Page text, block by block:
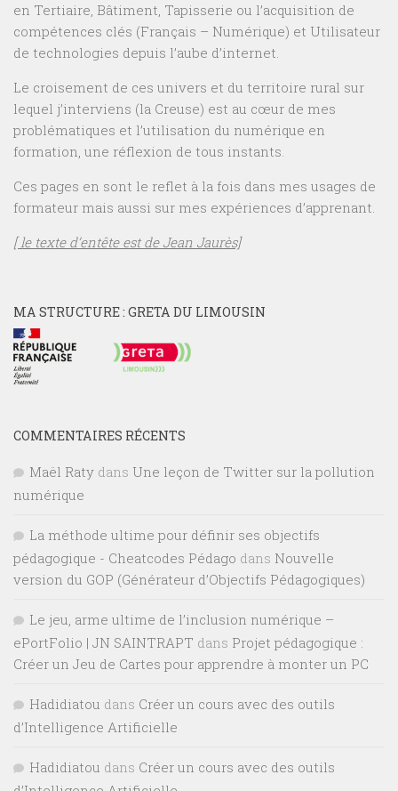
en Tertiaire, Bâtiment, Tapisserie ou l’acquisition de
compétences clés (Français – Numérique) et Utilisateur
de technologies depuis l’aube d’internet.
Le croisement de ces univers et du territoire rural sur
lequel j’interviens (la Creuse) est au cœur de mes
problématiques et l’utilisation du numérique en
formation, une réflexion de tous instants.
Ces pages en sont le reflet à la fois dans mes usages de
formateur mais aussi sur mes expériences d’apprenant.
[ le texte d’entête est de Jean Jaurès]
MA STRUCTURE : GRETA DU LIMOUSIN
COMMENTAIRES RÉCENTS
Maël Raty dans Une leçon de Twitter sur la pollution
numérique
La méthode ultime pour définir ses objectifs
pédagogique - Cheatcodes Pédago dans Nouvelle
version du GOP (Générateur d’Objectifs Pédagogiques)
Le jeu, arme ultime de l’inclusion numérique –
ePortFolio | JN SAINTRAPT dans Projet pédagogique :
Créer un Jeu de Cartes pour apprendre à monter un PC
Hadidiatou dans Créer un cours avec des outils
d’Intelligence Artificielle
Hadidiatou dans Créer un cours avec des outils